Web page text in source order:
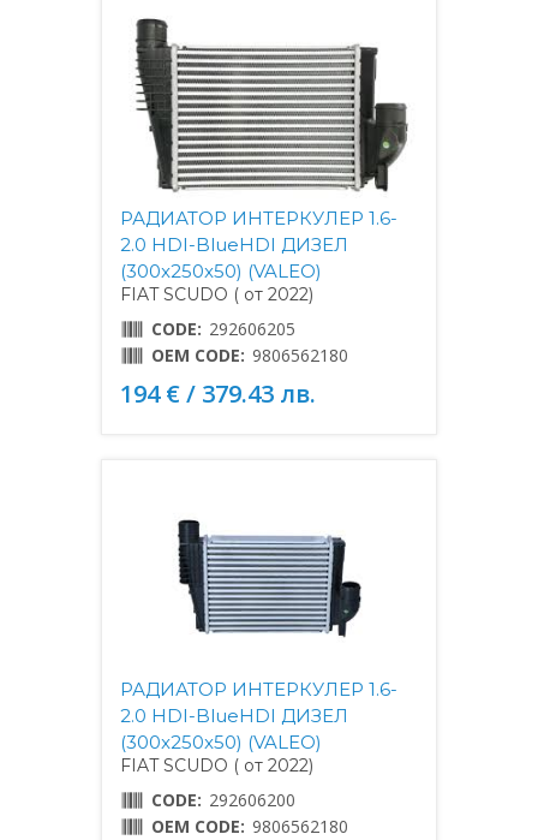
РАДИАТОР ИНТЕРКУЛЕР 1.6-
2.0 HDI-BlueHDI ДИЗЕЛ
(300x250x50) (VALEO)
FIAT SCUDO ( от 2022)
CODE: 292606205
OEM CODE: 9806562180
194 € / 379.43 лв.
РАДИАТОР ИНТЕРКУЛЕР 1.6-
2.0 HDI-BlueHDI ДИЗЕЛ
(300x250x50) (VALEO)
FIAT SCUDO ( от 2022)
CODE: 292606200
OEM CODE: 9806562180